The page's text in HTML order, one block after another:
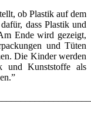
ob Plastik auf dem
dass Plastik und
Ende wird gezeigt,
und Tüten
Die Kinder werden
und Kunststoffe als